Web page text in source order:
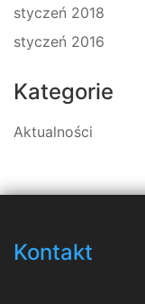
styczeń 2018
styczeń 2016
Kategorie
Aktualności
Kontakt